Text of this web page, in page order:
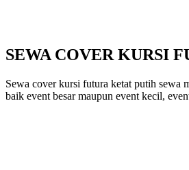
SEWA COVER KURSI
Sewa cover kursi futura ketat putih sewa
baik event besar maupun event kecil,